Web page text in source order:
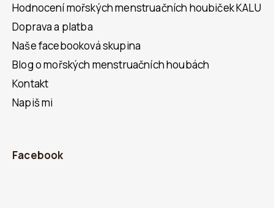
Hodnocení mořských menstruačních houbiček KALU
Doprava a platba
Naše facebooková skupina
Blog o mořských menstruačních houbách
Kontakt
Napiš mi
Facebook